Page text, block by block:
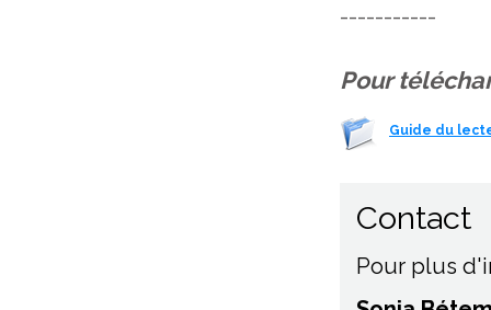
-----------
Pour
Guide du
Contact
Pour plus